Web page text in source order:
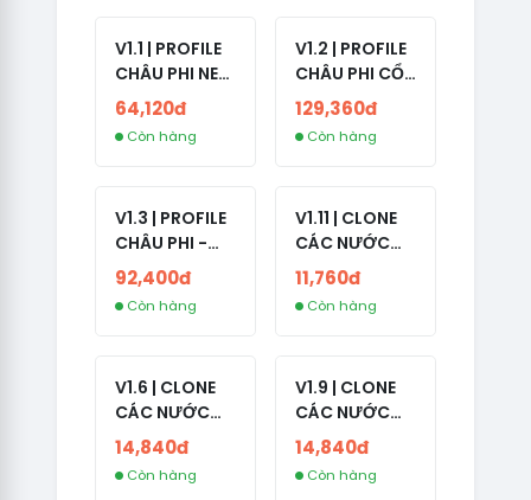
V1.1 | PROFILE
CHÂU PHI NEW
- NO 2FA - ĐA
SỐ BẠN BÈ
CAO
64,120đ
Còn hàng
V1.2 | PROFILE
CHÂU PHI CỔ
- NO 2FA -
LIVE ADS -
NĂM TẠO
129,360đ
Còn hàng
V1.3 | PROFILE
CHÂU PHI -
NO 2FA - LIVE
ADS
92,400đ
Còn hàng
V1.11 | CLONE
CÁC NƯỚC
CÓ 2FA -
INDIA - HÀNG
1 HOTMAIL
11,760đ
Còn hàng
V1.6 | CLONE
CÁC NƯỚC
CÓ 2FA -
GERMANY -
TKQC TẠO
14,840đ
Còn hàng
V1.9 | CLONE
CÁC NƯỚC
CÓ 2FA -
THAILAND -
VER MAIL
14,840đ
Còn hàng